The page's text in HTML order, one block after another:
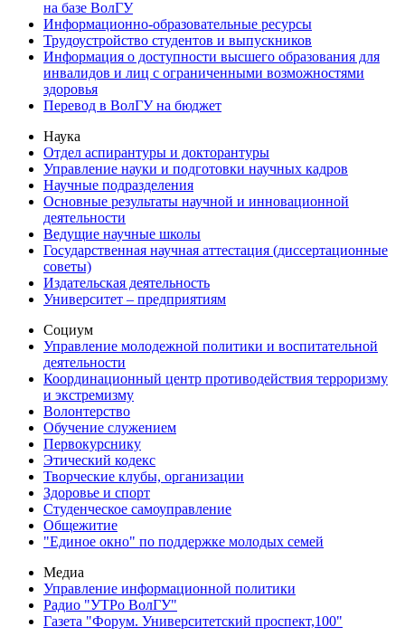
на базе ВолГУ
Информационно-образовательные ресурсы
Трудоустройство студентов и выпускников
Информация о доступности высшего образования для
инвалидов и лиц с ограниченными возможностями
здоровья
Перевод в ВолГУ на бюджет
Наука
Отдел аспирантуры и докторантуры
Управление науки и подготовки научных кадров
Научные подразделения
Основные результаты научной и инновационной
деятельности
Ведущие научные школы
Государственная научная аттестация (диссертационные
советы)
Издательская деятельность
Университет – предприятиям
Социум
Управление молодежной политики и воспитательной
деятельности
Координационный центр противодействия терроризму
и экстремизму
Волонтерство
Обучение служением
Первокурснику
Этический кодекс
Творческие клубы, организации
Здоровье и спорт
Студенческое самоуправление
Общежитие
"Единое окно" по поддержке молодых семей
Медиа
Управление информационной политики
Радио "УТРо ВолГУ"
Газета "Форум. Университетский проспект,100"